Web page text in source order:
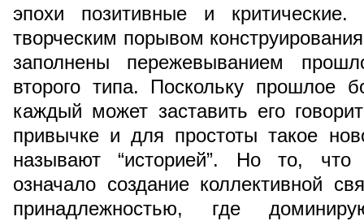
эпохи позитивные и
творческим порывом
заполнены пережевыванием
второго типа. Поскольку прошлое
каждый может заставить его
привычке и для простоты такое
называют “историей”. Но то,
означало создание коллективной
принадлежностью, где